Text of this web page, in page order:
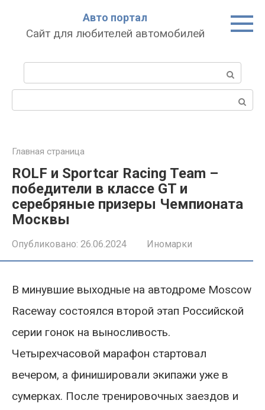
Авто портал
Сайт для любителей автомобилей
Главная страница
ROLF и Sportcar Racing Team –
победители в классе GT и
серебряные призеры Чемпионата
Москвы
Опубликовано: 26.06.2024 Иномарки
В минувшие выходные на автодроме Moscow
Raceway состоялся второй этап Российской
серии гонок на выносливость.
Четырехчасовой марафон стартовал
вечером, а финишировали экипажи уже в
сумерках. После тренировочных заездов и